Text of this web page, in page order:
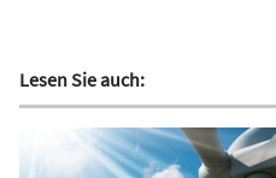
Lesen Sie auch: